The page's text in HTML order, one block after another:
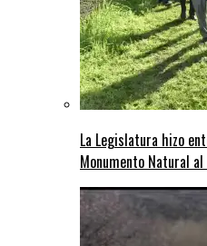
La Legislatura hizo
Monumento Natural